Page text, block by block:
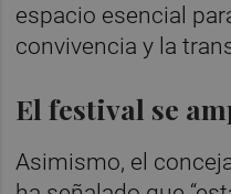
espacio esencial
convivencia y la
El festival se
Asimismo, el